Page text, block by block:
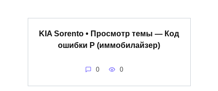
KIA Sorento • Просмотр темы — Код
ошибки Р (иммобилайзер)
0 0